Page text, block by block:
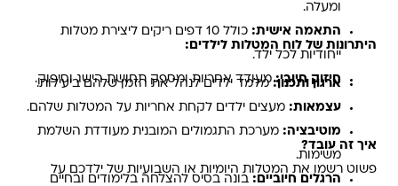
ומעלה.
התאמה אישית: כולל 10 דפים ריקים ליצירת מטלות
ייחודיות לכל ילד.
חיזוק חיובי:מעודד אחריות ומספק תחושת הישג וסיפוק.
היתרונות של לוח המטלות לילדים:
ארגון ותכנון:מלמד ילדים לנהל את הזמן שלהם ביעילות.
עצמאות: מעצים ילדים לקחת אחריות על המטלות שלהם.
מוטיבציה:מערכת התגמולים המובנית מעודדת השלמת
משימות.
הרגלים חיוביים:בונה בסיס להצלחה בלימודים ובחיים
איך זה עובד?
פשוט רשמו את המטלות היומיות או השבועיות של ילדכם על